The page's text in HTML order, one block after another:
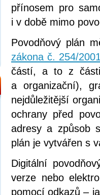
přínosem pro
i v době mimo
Povodňový plán
zákona č. 254/
částí, a to z
a organizační),
nejdůležitější
ochrany před
adresy a způsob
plán je vytvářen s
Digitální
verze nebo
pomocí odkazů –